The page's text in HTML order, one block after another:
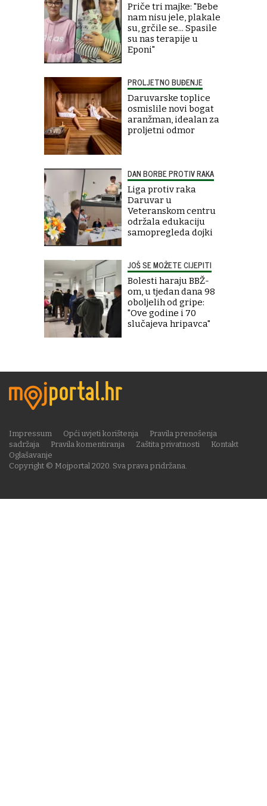
Priče tri majke: "Bebe
nam nisu jele, plakale
su, grčile se... Spasile
su nas terapije u
Eponi"
PROLJETNO BUĐENJE
Daruvarske toplice
osmislile novi bogat
aranžman, idealan za
proljetni odmor
DAN BORBE PROTIV RAKA
Liga protiv raka
Daruvar u
Veteranskom centru
održala edukaciju
samopregleda dojki
JOŠ SE MOŽETE CIJEPITI
Bolesti haraju BBŽ-
om, u tjedan dana 98
oboljelih od gripe:
"Ove godine i 70
slučajeva hripavca"
Copyright © Mojportal 2020. Sva prava pridržana.
Impressum Opći uvjeti korištenja
Pravila prenošenja
sadržaja
Pravila komentiranja Zaštita privatnosti
Kontakt
Oglašavanje